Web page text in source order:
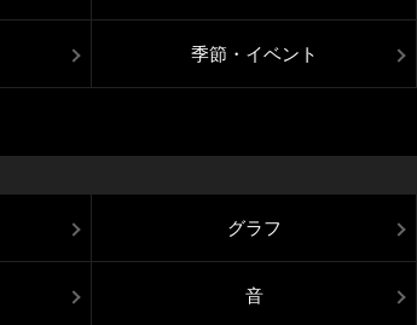
季節・イベント
グラフ
音